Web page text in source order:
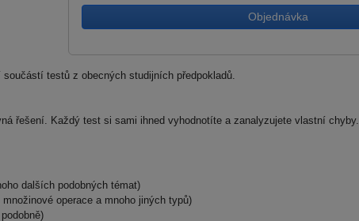
Objednávka
testů z obecných studijních předpokladů.
řešení. Každý test si sami ihned vyhodnotíte a zanalyzujete vlastní chyby.
dalších podobných témat)
operace a mnoho jiných typů)